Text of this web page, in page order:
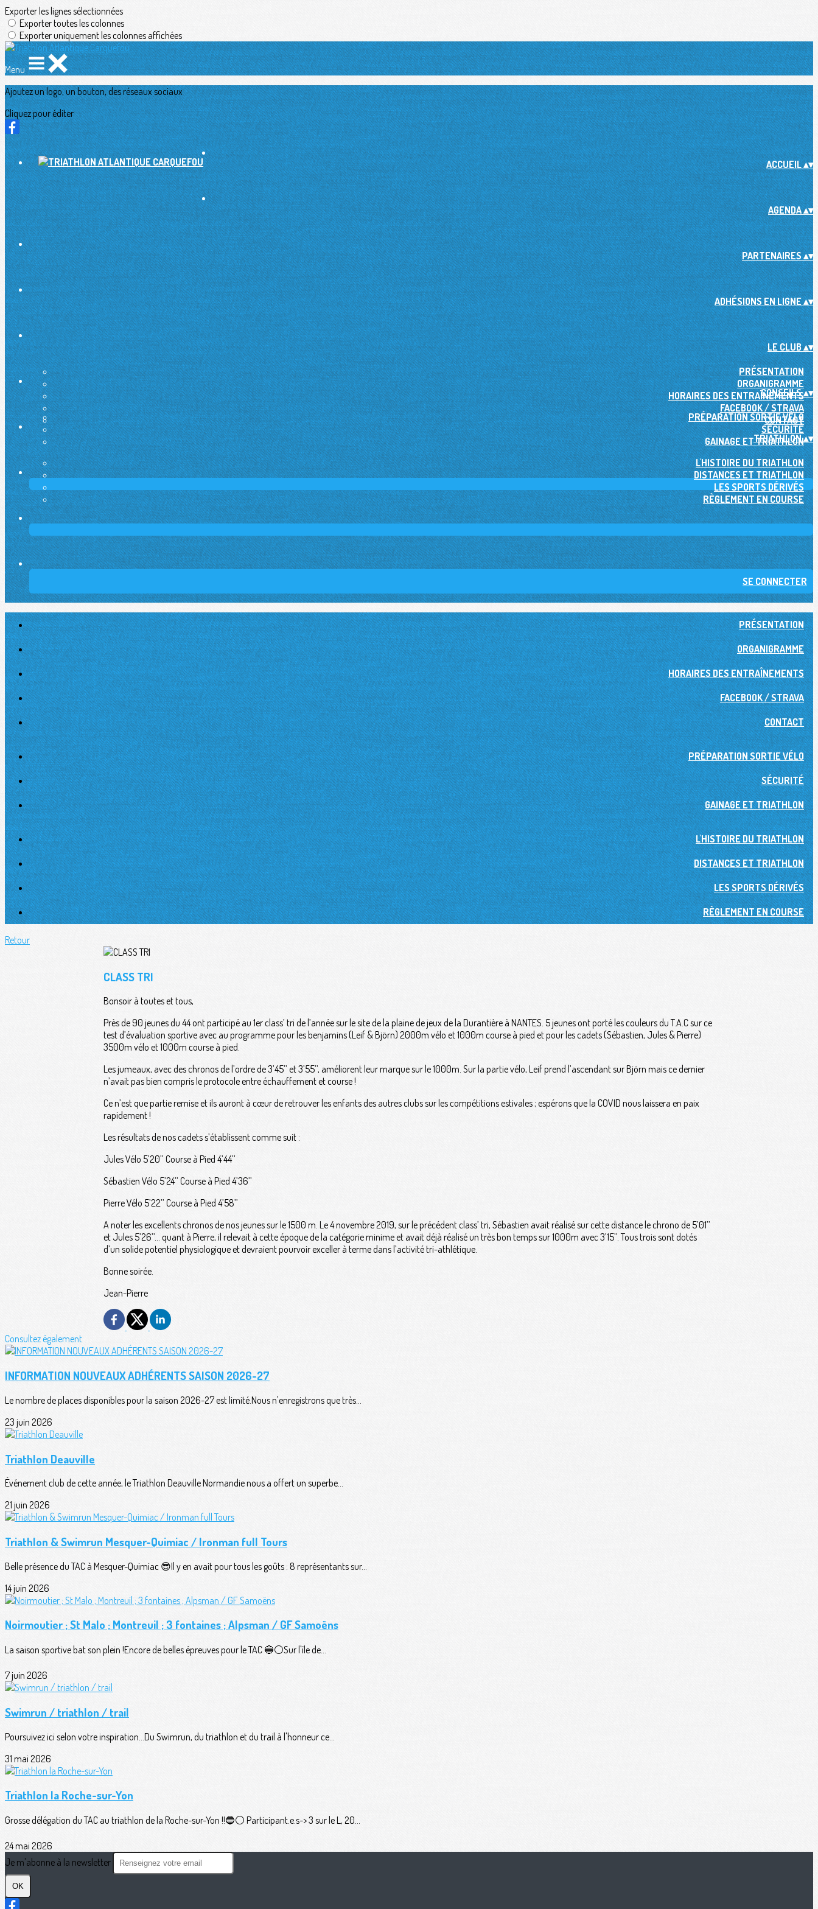
Exporter les lignes sélectionnées
Exporter toutes les colonnes
Exporter uniquement les colonnes affichées
Menu
Ajoutez un logo, un bouton, des réseaux sociaux
Cliquez pour éditer
ACCUEIL▴▾
AGENDA▴▾
PARTENAIRES▴▾
ADHÉSIONS EN LIGNE▴▾
LE CLUB▴▾
PRÉSENTATION
ORGANIGRAMME
HORAIRES DES ENTRAÎNEMENTS
FACEBOOK / STRAVA
CONTACT
CONSEILS▴▾
PRÉPARATION SORTIE VÉLO
SÉCURITÉ
GAINAGE ET TRIATHLON
TRIATHLON▴▾
L'HISTOIRE DU TRIATHLON
DISTANCES ET TRIATHLON
LES SPORTS DÉRIVÉS
RÈGLEMENT EN COURSE
SE CONNECTER
PRÉSENTATION
ORGANIGRAMME
HORAIRES DES ENTRAÎNEMENTS
FACEBOOK / STRAVA
CONTACT
PRÉPARATION SORTIE VÉLO
SÉCURITÉ
GAINAGE ET TRIATHLON
L'HISTOIRE DU TRIATHLON
DISTANCES ET TRIATHLON
LES SPORTS DÉRIVÉS
RÈGLEMENT EN COURSE
Retour
CLASS TRI
Bonsoir à toutes et tous,
Près de 90 jeunes du 44 ont participé au 1er class’ tri de l’année sur le site de la plaine de jeux de la Durantière à NANTES. 5 jeunes ont porté les couleurs du T.A.C sur ce
test d’évaluation sportive avec au programme pour les benjamins (Leif & Björn) 2000m vélo et 1000m course à pied et pour les cadets (Sébastien, Jules & Pierre)
3500m vélo et 1000m course à pied.
Les jumeaux, avec des chronos de l’ordre de 3’45’’ et 3’55’’, améliorent leur marque sur le 1000m. Sur la partie vélo, Leif prend l’ascendant sur Björn mais ce dernier
n’avait pas bien compris le protocole entre échauffement et course !
Ce n’est que partie remise et ils auront à cœur de retrouver les enfants des autres clubs sur les compétitions estivales ; espérons que la COVID nous laissera en paix
rapidement !
Les résultats de nos cadets s’établissent comme suit :
Jules Vélo 5’20’’ Course à Pied 4’44’’
Sébastien Vélo 5’24’’ Course à Pied 4’36’’
Pierre Vélo 5’22’’ Course à Pied 4’58’’
A noter les excellents chronos de nos jeunes sur le 1500 m. Le 4 novembre 2019, sur le précédent class’ tri, Sébastien avait réalisé sur cette distance le chrono de 5’01’’
et Jules 5’26’’… quant à Pierre, il relevait à cette époque de la catégorie minime et avait déjà réalisé un très bon temps sur 1000m avec 3’15’’. Tous trois sont dotés
d’un solide potentiel physiologique et devraient pourvoir exceller à terme dans l’activité tri-athlétique.
Bonne soirée.
Jean-Pierre
Consultez également
INFORMATION NOUVEAUX ADHÉRENTS SAISON 2026-27
Le nombre de places disponibles pour la saison 2026-27 est limité.Nous n'enregistrons que très...
23 juin 2026
Triathlon Deauville
Événement club de cette année, le Triathlon Deauville Normandie nous a offert un superbe...
21 juin 2026
Triathlon & Swimrun Mesquer-Quimiac / Ironman full Tours
Belle présence du TAC à Mesquer-Quimiac 😎Il y en avait pour tous les goûts : 8 représentants sur...
14 juin 2026
Noirmoutier ; St Malo ; Montreuil ; 3 fontaines ; Alpsman / GF Samoëns
La saison sportive bat son plein !Encore de belles épreuves pour le TAC 🔵⚪️Sur l'île de...
7 juin 2026
Swimrun / triathlon / trail
Poursuivez ici selon votre inspiration...Du Swimrun, du triathlon et du trail à l'honneur ce...
31 mai 2026
Triathlon la Roche-sur-Yon
Grosse délégation du TAC au triathlon de la Roche-sur-Yon !!🔵⚪️ Participant.e.s-> 3 sur le L, 20...
24 mai 2026
Je m'abonne à la newsletter
OK